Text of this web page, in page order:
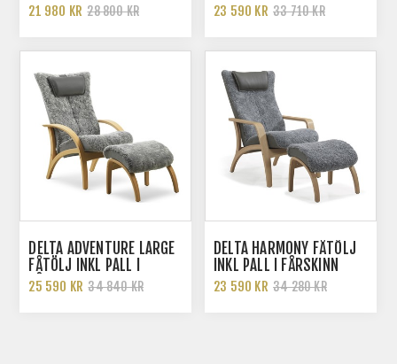
21 980 KR 28 800 KR 23 590 KR 33 710 KR
DELTA ADVENTURE LARGE
FÅTÖLJ INKL PALL I
FÅRSKINN
25 590 KR 34 840 KR
DELTA HARMONY FÅTÖLJ
INKL PALL I FÅRSKINN
23 590 KR 34 280 KR